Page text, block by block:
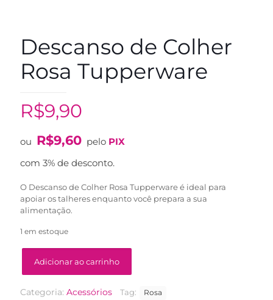
Descanso de Colher
Rosa Tupperware
R$9,90
ou R$9,60 pelo PIX
com 3% de desconto.
O Descanso de Colher Rosa Tupperware é ideal para
apoiar os talheres enquanto você prepara a sua
alimentação.
1 em estoque
Adicionar ao carrinho
Categoria: Acessórios Tag: Rosa